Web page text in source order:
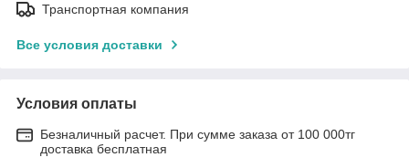
Транспортная компания
Все условия доставки
Условия оплаты
Безналичный расчет. При сумме заказа от 100 000тг
доставка бесплатная